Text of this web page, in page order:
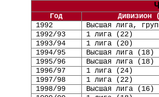
Год Дивизион
1992
Высшая лига,
1992/93
1 лига (22 )
1993/94
1 лига (20 )
1994/95
Высшая лига (18 )
1995/96
Высшая лига (18)
1996/97
1 лига (24 )
1997/98
1 лига (22 )
1998/99
Высшая лига (16 )